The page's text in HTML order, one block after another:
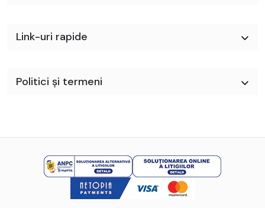
Link-uri rapide
Politici și termeni